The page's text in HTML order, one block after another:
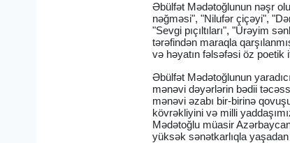
Əbülfət Mədətoğlunun nəşr
nəğməsi", "Nilufər çiçəyi",
"Sevgi pıçıltıları", "Ürəyim
tərəfindən maraqla
və həyatın fəlsəfəsi öz poetik
Əbülfət Mədətoğlunun
mənəvi dəyərlərin bədii
mənəvi əzabı bir-birinə
kövrəkliyini və milli
Mədətoğlu müasir
yüksək sənətkarlıqla